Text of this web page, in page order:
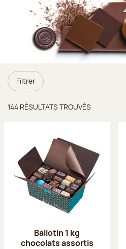
Filtrer
144 RÉSULTATS TROUVÉS
Ballotin 1 kg
chocolats assortis